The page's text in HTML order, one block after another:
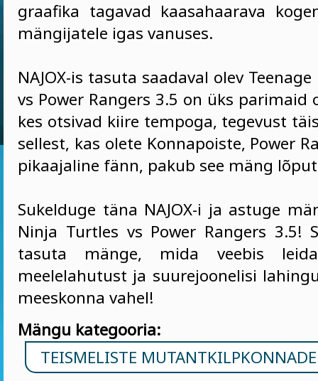
graafika tagavad kaasahaarava
mängijatele igas vanuses.
NAJOX-is tasuta saadaval olev
vs Power Rangers 3.5 on üks parimaid
kes otsivad kiire tempoga, tegevust
sellest, kas olete Konnapoiste, Power
pikaajaline fänn, pakub see mäng
Sukelduge täna NAJOX-i ja astuge
Ninja Turtles vs Power Rangers 3.5!
tasuta mänge, mida veebis
meelelahutust ja suurejoonelisi
meeskonna vahel!
Mängu kategooria:
TEISMELISTE